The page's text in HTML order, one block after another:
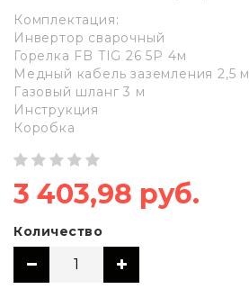
Комплектация:
Инвертор сварочный
Горелка FB TIG 26 5P 4м
Медный кабель заземления 2,5 м
Газовый шланг 3 м
Инструкция
Коробка
3 403,98 руб.
Количество